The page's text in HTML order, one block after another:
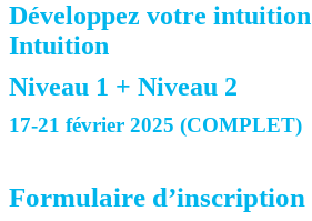
Développez votre
Intuition
Niveau 1 + Niveau 2
17-21 février 2025 (COMPLET)
Formulaire d’inscription